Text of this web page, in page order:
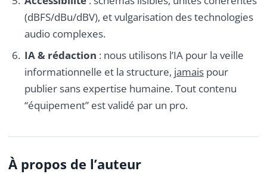
(dBFS/dBu/dBV), et vulgarisation des technologies
audio complexes.
IA & rédaction : nous utilisons l’IA pour la veille
informationnelle et la structure, jamaispour
publier sans expertise humaine. Tout contenu
“équipement” est validé par un pro.
À propos de l’auteur